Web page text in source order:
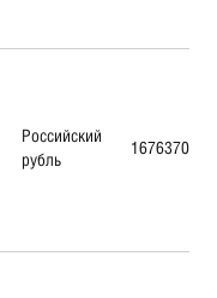
Российский
рубль
1676370